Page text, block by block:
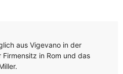
aus Vigevano in der
in Rom und das